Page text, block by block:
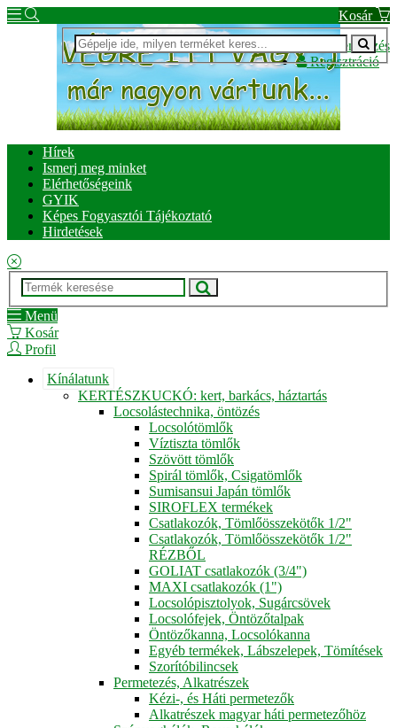
Kosár
Bejelentkezés
Regisztráció
Hírek
Ismerj meg minket
Elérhetőségeink
GYIK
Képes Fogyasztói Tájékoztató
Hirdetések
Menü
Kosár
Profil
Kínálatunk
KERTÉSZKUCKÓ: kert, barkács, háztartás
Locsolástechnika, öntözés
Locsolótömlők
Víztiszta tömlők
Szövött tömlők
Spirál tömlők, Csigatömlők
Sumisansui Japán tömlők
SIROFLEX termékek
Csatlakozók, Tömlőösszekötők 1/2"
Csatlakozók, Tömlőösszekötők 1/2"
RÉZBŐL
GOLIAT csatlakozók (3/4")
MAXI csatlakozók (1")
Locsolópisztolyok, Sugárcsövek
Locsolófejek, Öntözőtalpak
Öntözőkanna, Locsolókanna
Egyéb termékek, Lábszelepek, Tömítések
Szorítóbilincsek
Permetezés, Alkatrészek
Kézi-, és Háti permetezők
Alkatrészek magyar háti permetezőhöz